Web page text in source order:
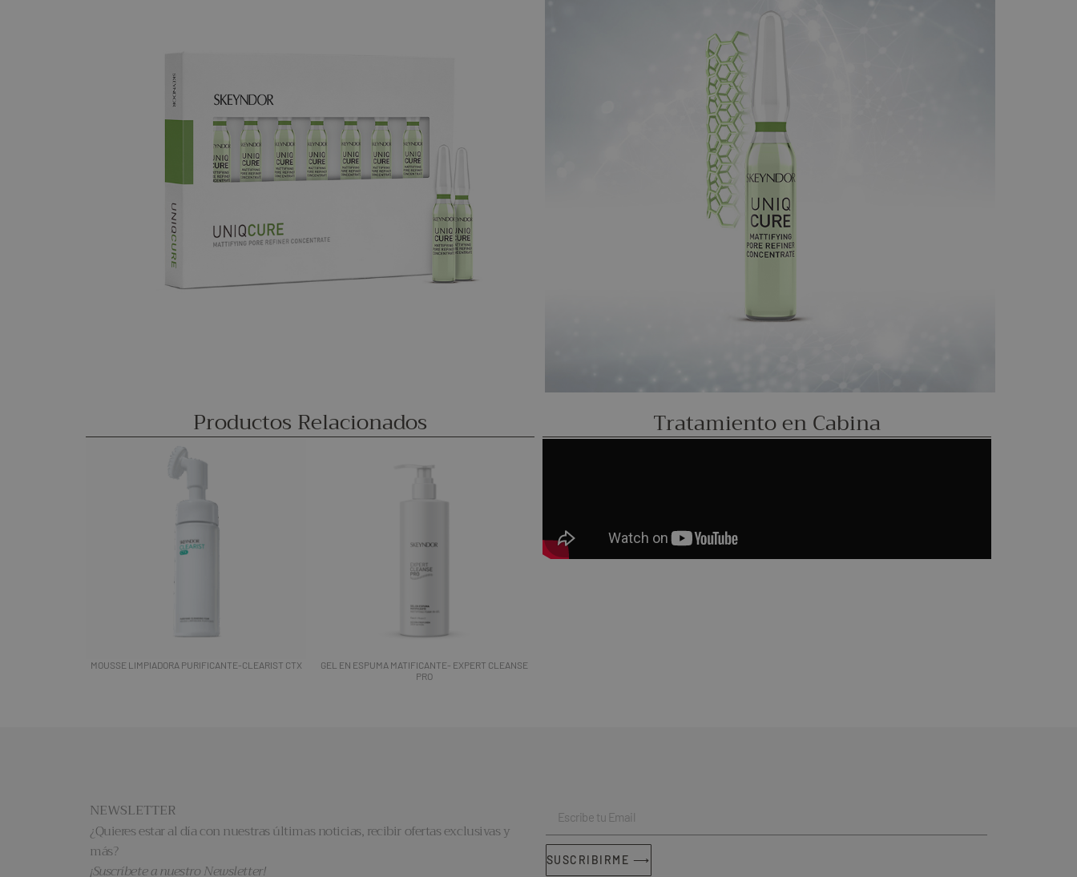
Productos Relacionados
MOUSSE LIMPIADORA PURIFICANTE-CLEARIST CTX
GEL EN ESPUMA MATIFICANTE- EXPERT CLEANSE
PRO
Tratamiento en Cabina
NEWSLETTER
¿Quieres estar al día con nuestras últimas noticias, recibir ofertas exclusivas y
más?
¡Suscríbete a nuestro Newsletter!
SUSCRIBIRME ⟶